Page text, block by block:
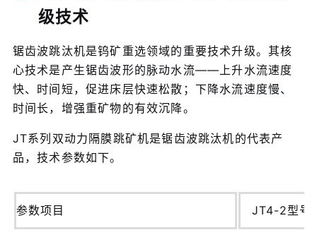
级技术
锯齿波跳汰机是钨矿重选领域的重要技术升级。其核
心技术是产生锯齿波形的脉动水流——上升水流速度
快、时间短，促进床层快速松散；下降水流速度慢、
时间长，增强重矿物的有效沉降。
JT系列双动力隔膜跳矿机是锯齿波跳汰机的代表产
品，技术参数如下。
参数项目 JT4-2型号